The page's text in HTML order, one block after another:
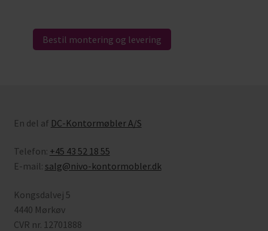
Bestil montering og levering
En del af DC-Kontormøbler A/S
Telefon: +45 43 52 18 55
E-mail: salg@nivo-kontormobler.dk
Kongsdalvej 5
4440 Mørkøv
CVR nr. 12701888